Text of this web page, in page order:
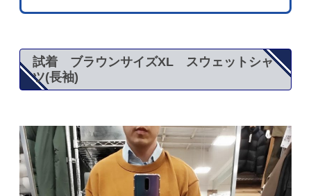
試着 ブラウンサイズXL スウェットシャ
ツ(長袖)